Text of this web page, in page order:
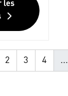
les
2 3 4 ...